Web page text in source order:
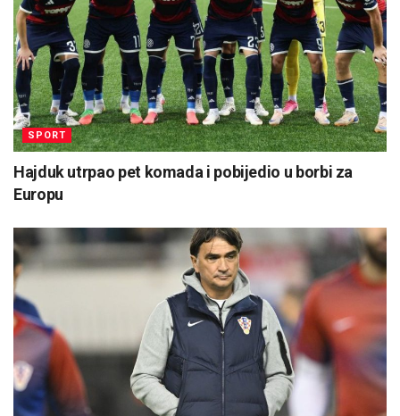
SPORT
Hajduk utrpao pet komada i pobijedio u borbi za
Europu